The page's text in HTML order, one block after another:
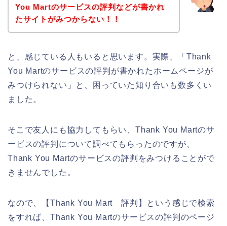
You Martのサービスの評判などが書かれ
たサイトがみつからない！！
と、感じている人もいると思います。実際、「Thank
You Martのサービスの評判が書かれたホームページが
みつけられない」と、困っていた知り合いも数多くい
ました。
そこで友人にも協力してもらい、Thank You Martのサ
ービスの評判について調べてもらったのですが、
Thank You Martのサービスの評判をみつけることがで
きませんでした。
なので、【Thank You Mart 評判】という感じで検索
をすれば、Thank You Martのサービスの評判のページ